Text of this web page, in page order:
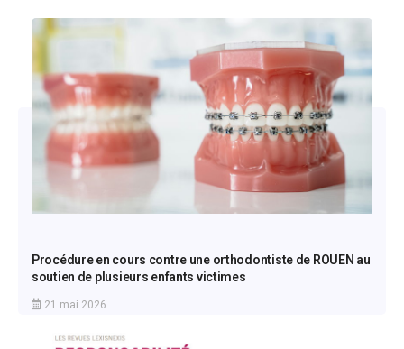
Procédure en cours contre une orthodontiste de ROUEN au
soutien de plusieurs enfants victimes
21 mai 2026